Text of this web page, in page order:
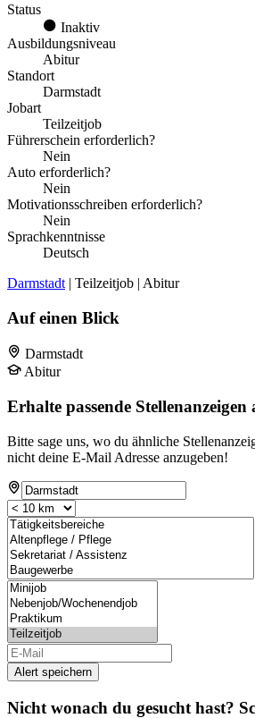
Status
Inaktiv
Ausbildungsniveau
Abitur
Standort
Darmstadt
Jobart
Teilzeitjob
Führerschein erforderlich?
Nein
Auto erforderlich?
Nein
Motivationsschreiben erforderlich?
Nein
Sprachkenntnisse
Deutsch
Darmstadt | Teilzeitjob | Abitur
Auf einen Blick
Darmstadt
Abitur
Erhalte passende
Bitte sage uns, wo du ähnliche
nicht deine E-Mail Adresse anzugeben!
Alert speichern
Nicht wonach du gesucht hast?